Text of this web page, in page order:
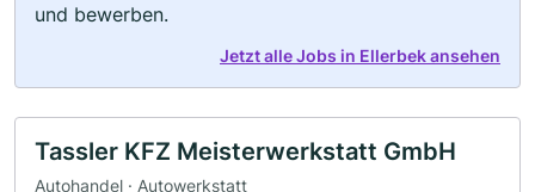
und bewerben.
Jetzt alle Jobs in Ellerbek ansehen
Tassler KFZ Meisterwerkstatt GmbH
Autohandel · Autowerkstatt